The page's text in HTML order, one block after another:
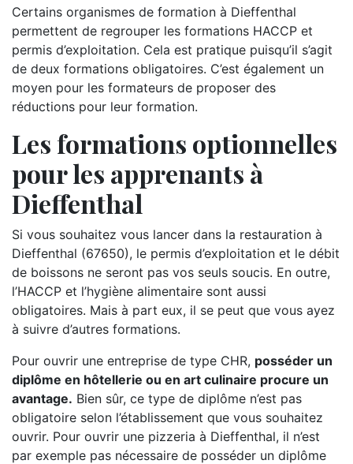
Certains organismes de formation à Dieffenthal
permettent de regrouper les formations HACCP et
permis d’exploitation. Cela est pratique puisqu’il s’agit
de deux formations obligatoires. C’est également un
moyen pour les formateurs de proposer des
réductions pour leur formation.
Les formations optionnelles
pour les apprenants à
Dieffenthal
Si vous souhaitez vous lancer dans la restauration à
Dieffenthal (67650), le permis d’exploitation et le débit
de boissons ne seront pas vos seuls soucis. En outre,
l’HACCP et l’hygiène alimentaire sont aussi
obligatoires. Mais à part eux, il se peut que vous ayez
à suivre d’autres formations.
Pour ouvrir une entreprise de type CHR, posséder un
diplôme en hôtellerie ou en art culinaire procure un
avantage. Bien sûr, ce type de diplôme n’est pas
obligatoire selon l’établissement que vous souhaitez
ouvrir. Pour ouvrir une pizzeria à Dieffenthal, il n’est
par exemple pas nécessaire de posséder un diplôme